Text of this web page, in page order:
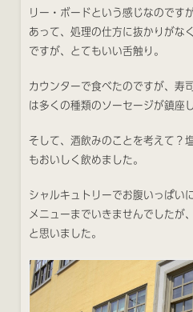
リー・ボードという感じなのです
あって、処理の仕方に抜かりがな
ですが、とてもいい舌触り。
カウンターで食べたのですが、寿
は多くの種類のソーセージが鎮座
そして、酒飲みのことを考えて？
もおいしく飲めました。
シャルキュトリーでお腹いっぱい
メニューまでいきませんでしたが
と思いました。